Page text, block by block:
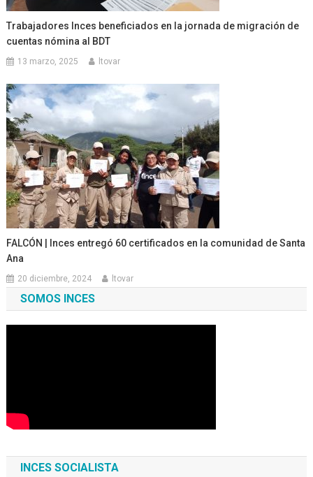
Trabajadores Inces beneficiados en la jornada de migración de
cuentas nómina al BDT
13 marzo, 2025 ltovar
FALCÓN | Inces entregó 60 certificados en la comunidad de Santa
Ana
20 diciembre, 2024 ltovar
SOMOS INCES
INCES SOCIALISTA